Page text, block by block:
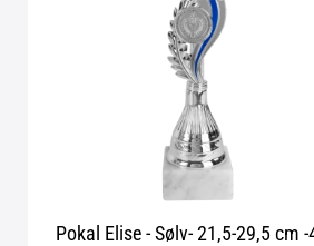
Pokal Elise - Sølv- 21,5-29,5 cm -